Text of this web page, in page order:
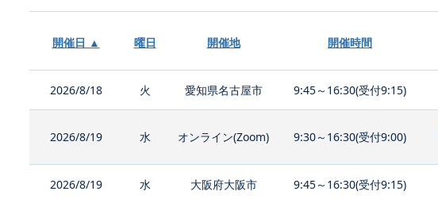
開催日 ▲ 曜日 開催地 開催時間
2026/8/18 火 愛知県名古屋市 9:45～16:30(受付9:15)
2026/8/19 水 オンライン(Zoom) 9:30～16:30(受付9:00)
2026/8/19 水 大阪府大阪市 9:45～16:30(受付9:15)